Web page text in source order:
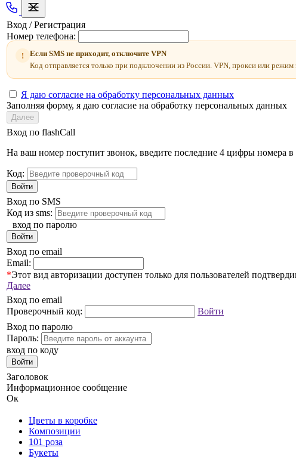
Вход / Регистрация
Номер телефона:
!
Если SMS не приходит, отключите VPN
Код отправляется только при подключении из России. VPN, прокси или
Я даю согласие на обработку персональных данных
Заполняя форму, я даю согласие на обработку персональных данных
Далее
Вход по flashCall
На ваш номер поступит звонок, введите последние 4 цифры номера
Код:
Войти
Вход по SMS
Код из sms:
вход по паролю
Войти
Вход по email
Email:
*Этот вид авторизации доступен только для пользователей
Далее
Вход по email
Проверочный код:
Войти
Вход по паролю
Пароль:
вход по коду
Войти
Заголовок
Информационное сообщение
Ок
Цветы в коробке
Композиции
101 роза
Букеты